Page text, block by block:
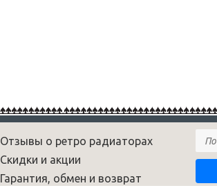
Отзывы о ретро радиаторах
Скидки и акции
Гарантия, обмен и возврат